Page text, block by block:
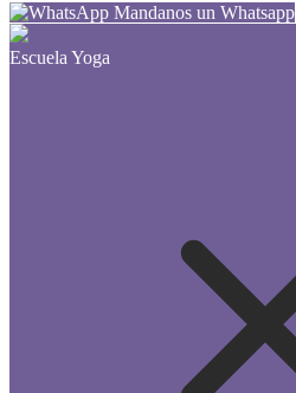
Mandanos un Whatsapp
Escuela Yoga